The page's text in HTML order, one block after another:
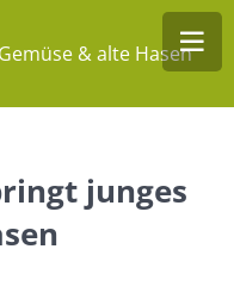
& alte Hasen
junges